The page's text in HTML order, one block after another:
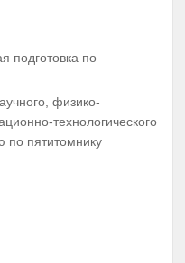
подготовка по
физико-
технологического
по пятитомнику